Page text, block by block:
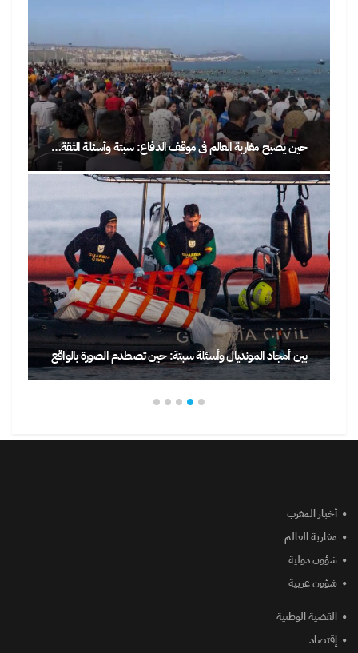
حين يصبح مغاربة العالم في موقف الدفاع: سبتة وأسئلة الثقة…
بين أمجاد المونديال وأسئلة سبتة: حين تصطدم الصورة بالواقع
أخبار المغرب
مغاربة العالم
شؤون دولية
شؤون عربية
القضية الوطنية
إقتصاد